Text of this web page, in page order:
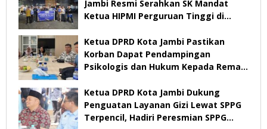
Jambi Resmi Serahkan SK Mandat
Ketua HIPMI Perguruan Tinggi di
Ketua DPRD Kota Jambi Pastikan
Korban Dapat Pendampingan
Psikologis dan Hukum Kepada Remaja
Ketua DPRD Kota Jambi Dukung
Penguatan Layanan Gizi Lewat SPPG
Terpencil, Hadiri Peresmian SPPG